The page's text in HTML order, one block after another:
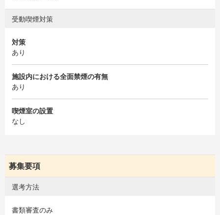
受動喫煙対策
対策
あり
施設内における全面禁煙の有無
あり
喫煙室の設置
なし
募集要項
選考方法
書類審査のみ